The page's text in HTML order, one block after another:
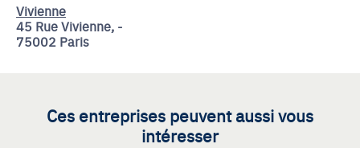
Vivienne
45 Rue Vivienne, -
75002 Paris
Ces entreprises peuvent aussi vous
intéresser